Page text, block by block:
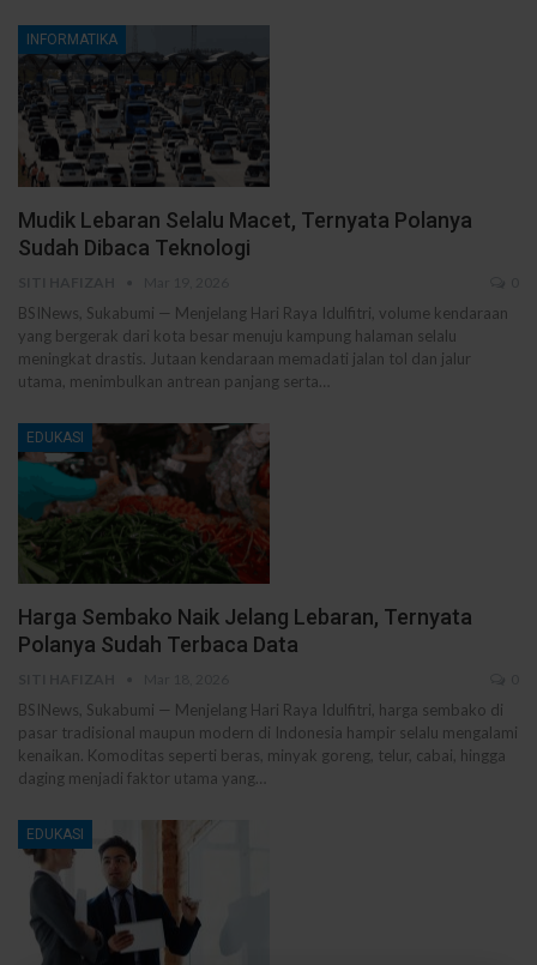
INFORMATIKA
Mudik Lebaran Selalu Macet, Ternyata Polanya
Sudah Dibaca Teknologi
BSINews, Sukabumi — Menjelang Hari Raya Idulfitri, volume kendaraan
yang bergerak dari kota besar menuju kampung halaman selalu
meningkat drastis. Jutaan kendaraan memadati jalan tol dan jalur
utama, menimbulkan antrean panjang serta…
EDUKASI
Harga Sembako Naik Jelang Lebaran, Ternyata
Polanya Sudah Terbaca Data
BSINews, Sukabumi — Menjelang Hari Raya Idulfitri, harga sembako di
pasar tradisional maupun modern di Indonesia hampir selalu mengalami
kenaikan. Komoditas seperti beras, minyak goreng, telur, cabai, hingga
daging menjadi faktor utama yang…
EDUKASI